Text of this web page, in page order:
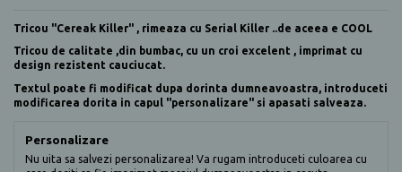
Tricou "Cereak Killer" , rimeaza cu Serial Killer ..de aceea e COOL
Tricou de calitate ,din bumbac, cu un croi excelent , imprimat cu
design rezistent cauciucat.
Textul poate fi modificat dupa dorinta dumneavoastra, introduceti
modificarea dorita in capul "personalizare" si apasati salveaza.
Personalizare
Nu uita sa salvezi personalizarea! Va rugam introduceti culoarea cu